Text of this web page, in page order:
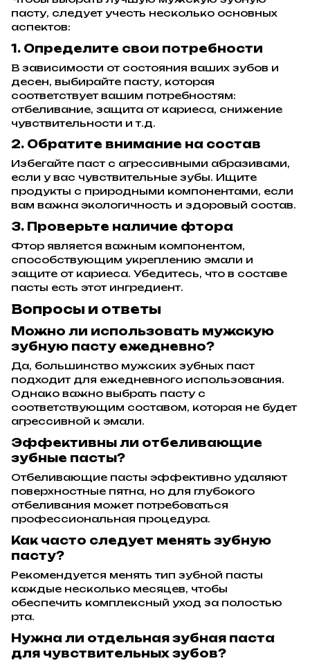
пасту, следует учесть несколько основных
аспектов:
1. Определите свои потребности
В зависимости от состояния ваших зубов и
десен, выбирайте пасту, которая
соответствует вашим потребностям:
отбеливание, защита от кариеса, снижение
чувствительности и т.д.
2. Обратите внимание на состав
Избегайте паст с агрессивными абразивами,
если у вас чувствительные зубы. Ищите
продукты с природными компонентами, если
вам важна экологичность и здоровый состав.
3. Проверьте наличие фтора
Фтор является важным компонентом,
способствующим укреплению эмали и
защите от кариеса. Убедитесь, что в составе
пасты есть этот ингредиент.
Вопросы и ответы
Можно ли использовать мужскую
зубную пасту ежедневно?
Да, большинство мужских зубных паст
подходит для ежедневного использования.
Однако важно выбрать пасту с
соответствующим составом, которая не будет
агрессивной к эмали.
Эффективны ли отбеливающие
зубные пасты?
Отбеливающие пасты эффективно удаляют
поверхностные пятна, но для глубокого
отбеливания может потребоваться
профессиональная процедура.
Как часто следует менять зубную
пасту?
Рекомендуется менять тип зубной пасты
каждые несколько месяцев, чтобы
обеспечить комплексный уход за полостью
рта.
Нужна ли отдельная зубная паста
для чувствительных зубов?